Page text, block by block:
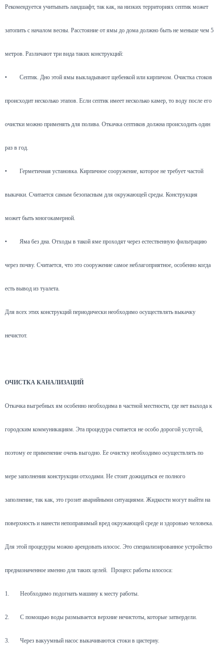
Рекомендуется учитывать ландшафт, так как, на низких территориях септик может
затопить с началом весны. Расстояние от ямы до дома должно быть не меньше чем 5
метров. Различают три вида таких конструкций:
• Септик. Дно этой ямы выкладывают щебенкой или кирпичом. Очистка стоков
происходит несколько этапов. Если септик имеет несколько камер, то воду после его
очистки можно применять для полива. Откачка септиков должна происходить один
раз в год.
• Герметичная установка. Кирпичное сооружение, которое не требует частой
выкачки. Считается самым безопасным для окружающей среды. Конструкция
может быть многокамерной.
• Яма без дна. Отходы в такой яме проходят через естественную фильтрацию
через почву. Считается, что это сооружение самое неблагоприятное, особенно когда
есть вывод из туалета.
Для всех этих конструкций периодически необходимо осуществлять выкачку
нечистот.
ОЧИСТКА КАНАЛИЗАЦИЙ
Откачка выгребных ям особенно необходима в частной местности, где нет выхода к
городским коммуникациям. Эта процедура считается не особо дорогой услугой,
поэтому ее применение очень выгодно. Ее очистку необходимо осуществлять по
мере заполнения конструкции отходами. Не стоит дожидаться ее полного
заполнение, так как, это грозит аварийными ситуациями. Жидкости могут выйти на
поверхность и нанести непоправимый вред окружающей среде и здоровью человека.
Для этой процедуры можно арендовать илосос. Это специализированное устройство
предназначенное именно для таких целей. Процесс работы илососа:
1. Необходимо подогнать машину к месту работы.
2. С помощью воды размывается верхние нечистоты, которые затвердели.
3. Через вакуумный насос выкачиваются стоки в цистерну.